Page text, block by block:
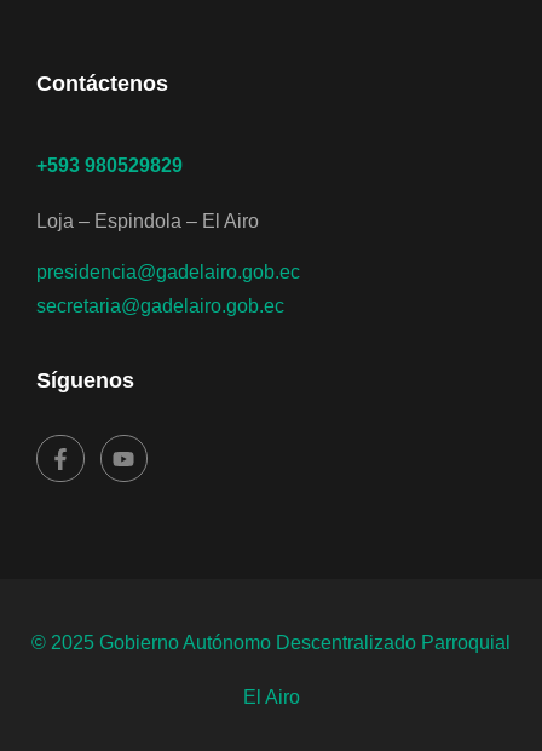
Contáctenos
+593 980529829
Loja – Espindola – El Airo
presidencia@gadelairo.gob.ec
secretaria@gadelairo.gob.ec
Síguenos
© 2025 Gobierno Autónomo Descentralizado Parroquial
El Airo